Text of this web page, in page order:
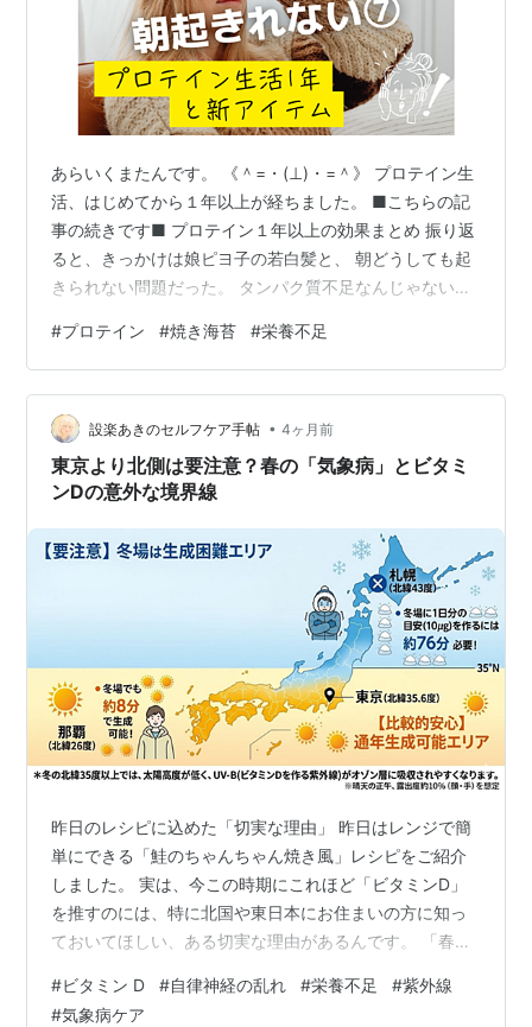
あらいくまたんです。 《＾=・(⊥)・=＾》 プロテイン生
活、はじめてから１年以上が経ちました。 ■こちらの記
事の続きです■ プロテイン１年以上の効果まとめ 振り返
ると、きっかけは娘ピヨ子の若白髪と、 朝どうしても起
きられない問題だった。 タンパク質不足なんじゃない
活。 結果から言うと、 ピヨ子にはかなり合っていた。
髪にツヤが出て、しっとりするようになった。 朝、目覚
ましの音が脳に届くようになった。 ニキビも落ち着いて
きた。 毛先が白くて根元が黒い髪の毛も、見つかるよう
になってきた。 母も、睡眠不足でも翌日動けるようにな
った。 肌のハリが戻…
#プロテイン #焼き海苔 #栄養不足
設楽あきのセルフケア手帖 • 4ヶ月前
東京より北側は要注意？春の「気象病」とビタミ
ンDの意外な境界線
昨日のレシピに込めた「切実な理由」 昨日はレンジで簡
単にできる「鮭のちゃんちゃん焼き風」レシピをご紹介
しました。 実は、今この時期にこれほど「ビタミンD」
を推すのには、特に北国や東日本にお住まいの方に知っ
ておいてほしい、ある切実な理由があるんです。 「春先
い……」 そんなお天気の不調（気象病）、実はあなたの
#ビタミン D #自律神経の乱れ #栄養不足 #紫外線
#気象病ケア